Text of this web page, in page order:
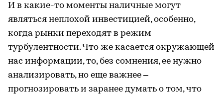
И в какие-то моменты наличные могут
являться неплохой инвестицией, особенно,
когда рынки переходят в режим
турбулентности. Что же касается окружающей
нас информации, то, без сомнения, ее нужно
анализировать, но еще важнее –
прогнозировать и заранее думать о том, что